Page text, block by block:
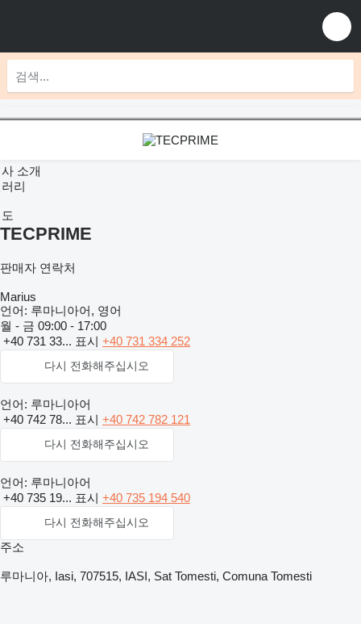
소개
리
TECPRIME
판매자 연락처
Marius
언어: 루마니아어, 영어
월 - 금 09:00 - 17:00
+40 731 33... 표시 +40 731 334 252
다시 전화해주십시오
언어: 루마니아어
+40 742 78... 표시 +40 742 782 121
다시 전화해주십시오
언어: 루마니아어
+40 735 19... 표시 +40 735 194 540
다시 전화해주십시오
주소
루마니아, Iasi, 707515, IASI, Sat Tomesti, Comuna Tomesti